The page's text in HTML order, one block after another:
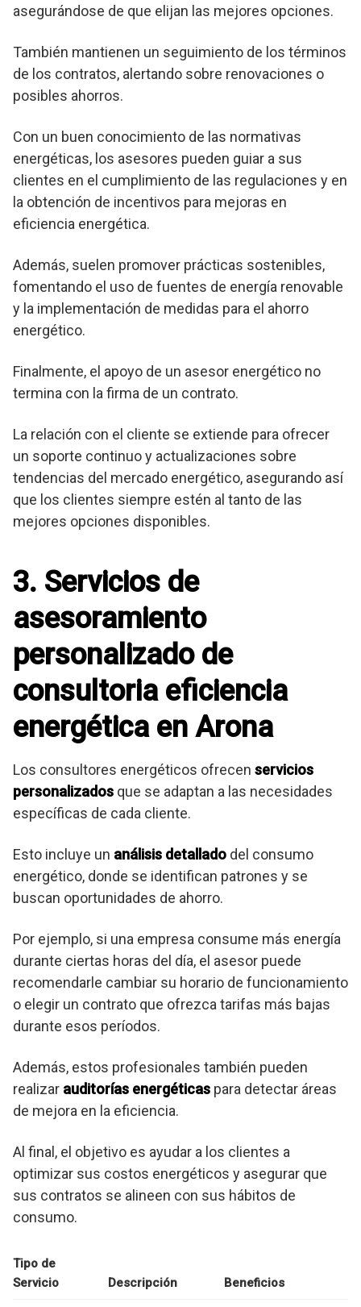
asegurándose de que elijan las mejores opciones.
También mantienen un seguimiento de los términos
de los contratos, alertando sobre renovaciones o
posibles ahorros.
Con un buen conocimiento de las normativas
energéticas, los asesores pueden guiar a sus
clientes en el cumplimiento de las regulaciones y en
la obtención de incentivos para mejoras en
eficiencia energética.
Además, suelen promover prácticas sostenibles,
fomentando el uso de fuentes de energía renovable
y la implementación de medidas para el ahorro
energético.
Finalmente, el apoyo de un asesor energético no
termina con la firma de un contrato.
La relación con el cliente se extiende para ofrecer
un soporte continuo y actualizaciones sobre
tendencias del mercado energético, asegurando así
que los clientes siempre estén al tanto de las
mejores opciones disponibles.
3. Servicios de
asesoramiento
personalizado de
consultoria eficiencia
energética en Arona
Los consultores energéticos ofrecen servicios
personalizados que se adaptan a las necesidades
específicas de cada cliente.
Esto incluye un análisis detallado del consumo
energético, donde se identifican patrones y se
buscan oportunidades de ahorro.
Por ejemplo, si una empresa consume más energía
durante ciertas horas del día, el asesor puede
recomendarle cambiar su horario de funcionamiento
o elegir un contrato que ofrezca tarifas más bajas
durante esos períodos.
Además, estos profesionales también pueden
realizar auditorías energéticas para detectar áreas
de mejora en la eficiencia.
Al final, el objetivo es ayudar a los clientes a
optimizar sus costos energéticos y asegurar que
sus contratos se alineen con sus hábitos de
consumo.
Tipo de
Servicio
Descripción Beneficios